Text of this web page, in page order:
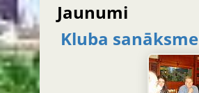
Jaunumi
Kluba sanāksme